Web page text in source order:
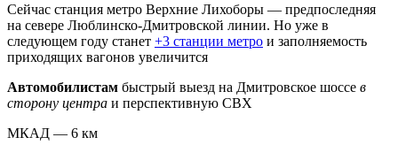
Сейчас станция метро Верхние Лихоборы — предпоследняя
на севере Люблинско-Дмитровской линии. Но уже в
следующем году станет +3 станции метро и заполняемость
приходящих вагонов увеличится
Автомобилистам быстрый выезд на Дмитровское шоссе в
сторону центра и перспективную СВХ
МКАД — 6 км